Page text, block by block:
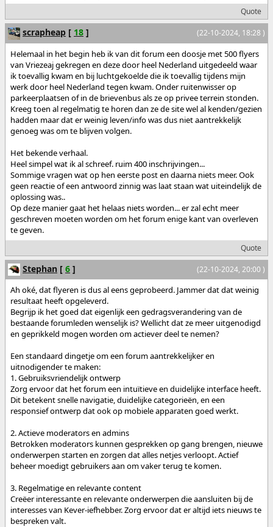
Quote
(22-10-2024, 18:28 )
scrapheap [ 18 ]
Helemaal in het begin heb ik van dit forum een doosje met 500 flyers
van Vriezeaj gekregen en deze door heel Nederland uitgedeeld waar
ik toevallig kwam en bij luchtgekoelde die ik toevallig tijdens mijn
werk door heel Nederland tegen kwam. Onder ruitenwisser op
parkeerplaatsen of in de brievenbus als ze op privee terrein stonden.
Kreeg toen al regelmatig te horen dan ze de site wel al kenden/gezien
hadden maar dat er weinig leven/info was dus niet aantrekkelijk
genoeg was om te blijven volgen.
Het bekende verhaal.
Heel simpel wat ik al schreef. ruim 400 inschrijvingen...
Sommige vragen wat op hen eerste post en daarna niets meer. Ook
geen reactie of een antwoord zinnig was laat staan wat uiteindelijk de
oplossing was..
Op deze manier gaat het helaas niets worden... er zal echt meer
geschreven moeten worden om het forum enige kant van overleven
te geven.
Quote
(22-10-2024, 20:00 )
Stephan [ 6 ]
Ah oké, dat flyeren is dus al eens geprobeerd. Jammer dat dat weinig
resultaat heeft opgeleverd.
Begrijp ik het goed dat eigenlijk een gedragsverandering van de
bestaande forumleden wenselijk is? Wellicht dat ze meer uitgenodigd
en geprikkeld mogen worden om actiever deel te nemen?
Een standaard dingetje om een forum aantrekkelijker en
uitnodigender te maken:
1. Gebruiksvriendelijk ontwerp
Zorg ervoor dat het forum een intuïtieve en duidelijke interface heeft.
Dit betekent snelle navigatie, duidelijke categorieën, en een
responsief ontwerp dat ook op mobiele apparaten goed werkt.
2. Actieve moderators en admins
Betrokken moderators kunnen gesprekken op gang brengen, nieuwe
onderwerpen starten en zorgen dat alles netjes verloopt. Actief
beheer moedigt gebruikers aan om vaker terug te komen.
3. Regelmatige en relevante content
Creëer interessante en relevante onderwerpen die aansluiten bij de
interesses van Kever-iefhebber. Zorg ervoor dat er altijd iets nieuws te
bespreken valt.